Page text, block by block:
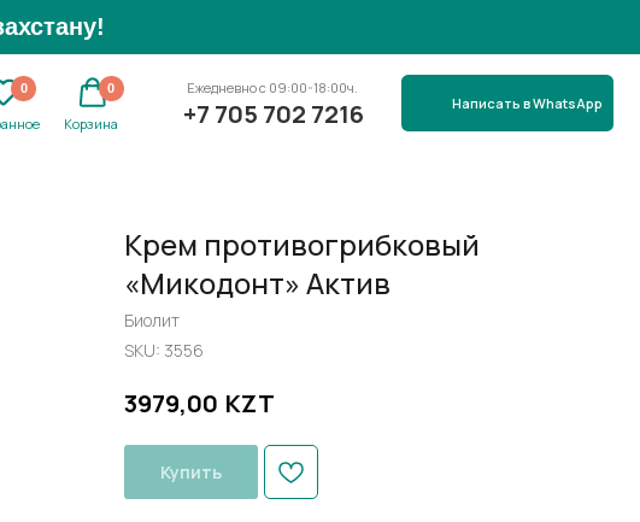
+7 705 702 7216 Написать в WhatsApp
Ежедневно с 09:00-18:00ч.
Крем противогрибковый
«Микодонт» Актив
Биолит
SKU: 3556
3979,00 KZT
Купить